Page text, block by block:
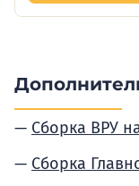
Сборка ВРУ
Сборка